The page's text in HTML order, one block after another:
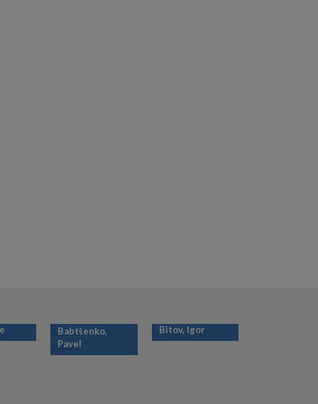
Babtšenko,
Pavel
Bitov, Igor